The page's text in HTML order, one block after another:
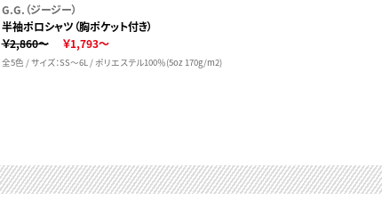
G.G.（ジージー）
半袖ポロシャツ（胸ポケット付き）
￥2,860～
￥1,793～
全5色 / サイズ：SS～6L / ポリエステル100％(5oz 170g/m2)